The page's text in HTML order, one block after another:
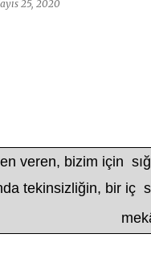
25, 2020
veren, bizim için
tekinsizliğin, bir iç